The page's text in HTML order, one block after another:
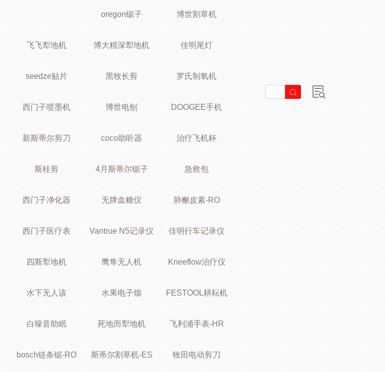
oregon锯子 博世割草机
飞飞犁地机 博大精深犁地机 佳明尾灯
seedze贴片 黑牧长剪 罗氏制氧机
西门子喷墨机 博世电刨 DOOGEE手机
新斯蒂尔剪刀 coco助听器 治疗飞机杯
斯桂剪 4月斯蒂尔锯子 急救包
西门子净化器 无牌血糖仪 肺槲皮素-RO
西门子医疗表 Vantrue N5记录仪 佳明行车记录仪
四斯犁地机 鹰隼无人机 Kneeflow治疗仪
水下无人该 水果电子烟 FESTOOL耕耘机
白噪音助眠 死地而犁地机 飞利浦手表-HR
bosch链条锯-RO 斯蒂尔割草机-ES 牧田电动剪刀